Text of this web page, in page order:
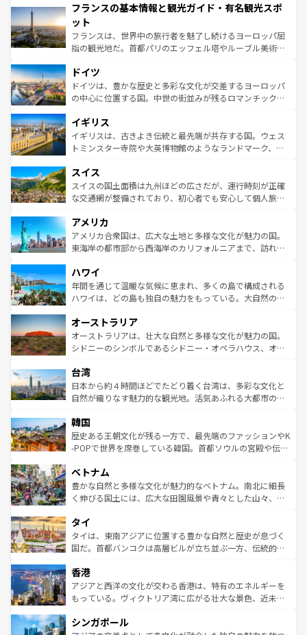
ませてくれるイタリアで、忘れられない旅をしてみよう！
なお、新着のイタリア情報は
しい。
文化が根付くこの国では、情熱的なフラメンコ、熱気あふ
れる闘牛、そして美味しいタパスが生活の一部となってい
る。首都マドリードの洗練された雰囲気や、バルセロナの
アートに溢れた街角から、地方では古代ローマ遺跡や中世
せる。地方によって風土や気候が異なるスペインはその個
性で訪れる人を魅了する。 なお、新着のスペイン情報は コ
ンテンツ一覧を参照してほしい。
フランスの基本情報と観光ガイド・有名観光スポ
ット
フランスは、世界中の旅行者を魅了し続けるヨーロッパ屈
指の観光地だ。首都パリのエッフェル塔やルーブル美術館
で、幅広い魅力が詰まっている。華麗な宮殿、歴史的な大
聖堂、美しいビーチ、そして豊かな自然が、訪れる者を心
から魅了する。また、フランスは美食の国としても知ら
いる。シャンパンの発祥地であるランス、プロヴァンスの
香り高いラベンダー畑など、多彩な楽しみ方が可能だ。さ
らに、パリ以外の地域にも魅力が溢れており、どの街角に
れる地方に足を運ぶとそれぞれで全く異なる文化を体験で
きるだろう。 なお、新着のフランス情報はコンテンツ一覧
を参照してほしい。
ドイツ
ドイツは、豊かな歴史と多彩な文化が交差するヨーロッパ
の中心に位置する国。中世の街並みが残るロマンチック街
顔を持つこの国は、どこを歩いても飽きることがない。ベ
ルリンの文化的活気、バイエルン州のアルプスの絶景、そ
してライン川沿いのワイン畑といった風景は必見。ビール
は、お酒好きな人にはぜひ体験してほしい。 なお、新着の
ドイツ情報はコンテンツ一覧を参照してほしい。
イギリス
イギリスは、古きよき伝統と最先端が共存する国。ウェス
トミンスター寺院や大英博物館のようなランドマーク、歴
リアごとに異なる魅力がある。また、優雅なアフタヌーン
ティー、ビール好きにはたまらない英国パブ、サッカー観
戦など、本場だからこそできる体験も豊富。イギリスを旅
ンツ一覧を参照してほしい。
スイス
スイスの国土面積は九州ほどの広さだが、運行時刻が正確
な交通網が整備されており、初心者でも安心して個人旅行
の建物がそのまま残る町や、スイスならではのユニークな
博物館もあり、アルプス観光だけでなく町歩きも満喫する
ことができる。国民の所得が高いため物価も高いが、旅行
ば市内交通費無料で観光を楽しむこともできる。 なお、新
着のスイス情報はコンテンツ一覧 を参照してほしい。
アメリカ
アメリカ合衆国は、広大な土地と多様な文化が魅力の国。
東海岸の都市部から西海岸のカリフォルニアまで、訪れる
のような巨大都市は、観光、ショッピング、エンターテイ
ンメントが詰まった刺激的なスポットだ。一方、アメリカ
西部には大自然が広がり、グランドキャニオンやイエロー
部のニューオーリンズでは、音楽と美食が融合した独特の
文化が魅力。旅行者はアメリカの各地域で異なる魅力を楽
しみながら、その多様性と豊かな歴史を感じることができ
ならではの贅沢な旅のスタイルだ。 なお、新着のアメリカ
情報はコンテンツ一覧を参照してほしい。
ハワイ
年間を通じて温暖な気候に恵まれ、多くの島で構成される
ハワイは、どの島も独自の魅力をもっている。大自然の神
ワイ島は見逃せない。また、定番の観光地といえばオアフ
島だが、静かな自然を求めるならマウイ島やカウアイ島が
おすすめ。エメラルドグリーンに輝く海をはじめ、豊かな
れるおもてなしの心で訪れる人々を迎えてくれるハワイの
人々、おいしいローカルフードやハワイアンミュージッ
ク、伝統的なフラダンスなど、すべてがハワイの魅力を彩
ワイを、存分に味わってほしい。 なお、新着のハワイ情報
はコンテンツ一覧を参照してほしい。
オーストラリア
オーストラリアは、壮大な自然と多様な文化が魅力の国。
シドニーのシンボルであるシドニー・オペラハウス、オー
リアリーフや大陸中央部にそびえるウルル（エアーズロッ
ク）、タスマニアの美しい原生林やケアンズの熱帯雨林な
ど、見どころがたくさん。また、カフェやワイン、オージ
いる。アクティビティも充実しており、サーフィンやダイ
ビング、ハイキングなど、アウトドア好きにはたまらな
い。オーストラリアの多彩な魅力を存分に味わいつくそ
参照してほしい。
台湾
日本から約４時間ほどでたどり着く台湾は、多彩な文化と
自然が織りなす魅力的な観光地。活気あふれる大都市の台
ン）、静ひつな山岳地帯である台湾東部など、都市の喧騒
と山間の静けさが共存しており、訪れる人に新しい発見と
驚きをもたらしてくれる。また、奥深い台湾の食文化も魅
容にもいいと評判のスイーツなど、バラエティ豊かな料理
が味わえる。 なお、新着の台湾情報は コンテンツ一覧を参
照してほしい。
韓国
歴史ある王朝文化が残る一方で、最先端のファッションやK
-POPで世界を席巻している韓国。首都ソウルの宮殿や伝統
き、地方に足を延ばせば四季折々の自然美を楽しむことが
できる。そして、キムチや焼肉、絶品のストリートフード
まで、さまざまな韓国料理が待っている。夜には、韓国な
リティに包まれながら、韓国の多彩な魅力を心ゆくまで味
わってみてほしい。 なお、新着の韓国情報はコンテンツ一
覧を参照してほしい。
ベトナム
豊かな自然と多様な文化が魅力的なベトナム。南北に細長
く伸びる国土には、広大な田園風景や青々とした山々、世
急速な発展と共に伝統が息づく。ハノイの古い町並みやホ
ーチミン市のフランス統治時代の建物も、独特の雰囲気を
醸し出している。また、バラエティの豊かさとおいしさで
とつ。フォーやバインミー、ベトナムコーヒーなどは、ぜ
ひ現地で味わいたい。どの地域を訪れてもあたたかい人々
が旅行者を迎えてくれるので、きっと忘れられない旅にな
参照してほしい。
タイ
タイは、東南アジアに位置する豊かな自然と歴史が息づく
国だ。首都バンコクは高層ビルが立ち並ぶ一方、伝統的な
の活気が交差している。北部ではチェンマイなどの山岳地
帯で自然と触れ合い、南部ではプーケットやクラビの美し
いビーチでリゾート気分を楽しむことができる。タイ料理
激する。気候は一年中温暖で、どの季節にも異なる楽しみ
香港
アジアと西洋の文化が交わる香港は、特有のエネルギーを
もっている。ヴィクトリア湾に広がる壮大な景色、近未来
み、どこを訪れても感動するはず。観光スポットが密集し
シンガポール